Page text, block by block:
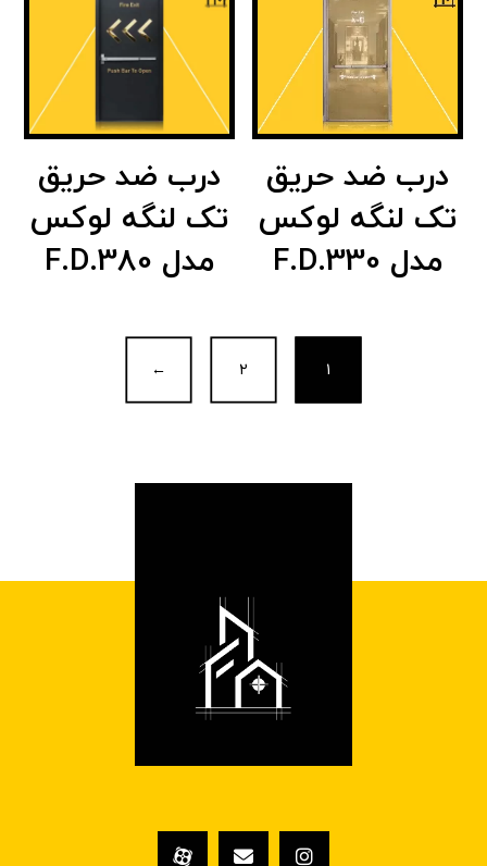
درب ضد حریق
تک لنگه لوکس
مدل F.D.330
درب ضد حریق
تک لنگه لوکس
مدل F.D.380
۱ ۲ ←